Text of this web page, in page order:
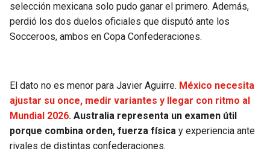
selección mexicana solo pudo ganar el primero. Además,
perdió los dos duelos oficiales que disputó ante los
Socceroos, ambos en Copa Confederaciones.
El dato no es menor para Javier Aguirre. México necesita
ajustar su once, medir variantes y llegar con ritmo al
Mundial 2026. Australia representa un examen útil
porque combina orden, fuerza física y experiencia ante
rivales de distintas confederaciones.